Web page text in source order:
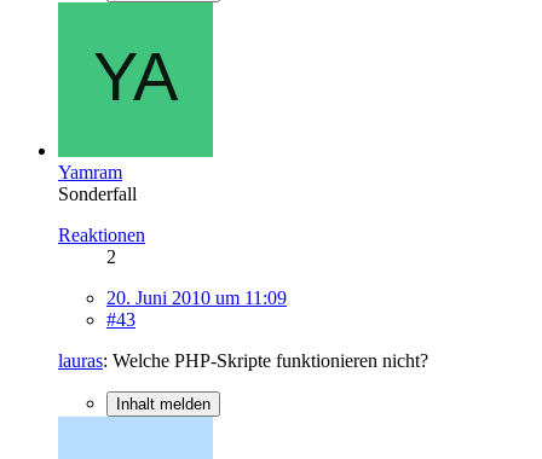
Yamram
Sonderfall
Reaktionen
2
20. Juni 2010 um 11:09
#43
lauras: Welche PHP-Skripte funktionieren nicht?
Inhalt melden